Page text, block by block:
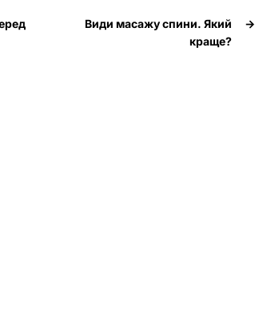
→
Види масажу спини. Який
краще?